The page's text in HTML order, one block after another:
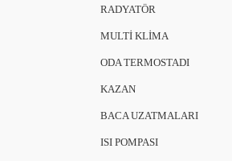
RADYATÖR
MULTİ KLİMA
ODA TERMOSTADI
KAZAN
BACA UZATMALARI
ISI POMPASI